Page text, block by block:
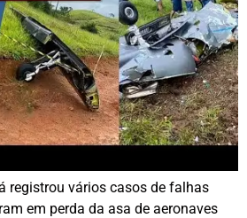
registrou vários casos de falhas
em perda da asa de aeronaves